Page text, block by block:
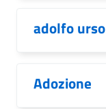
adolfo urso
Adozione